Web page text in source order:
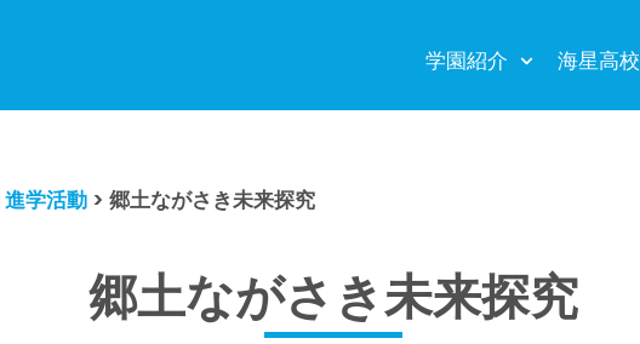
学園紹介 海星高校
進学活動 > 郷土ながさき未来探究
郷土ながさき未来探究